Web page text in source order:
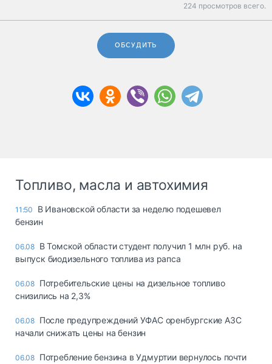
224 просмотров всего.
ОБСУДИТЬ
Топливо, масла и автохимия
11:50
В Ивановской области за неделю подешевел
бензин
06.08 В Томской области студент получил 1 млн руб. на
выпуск биодизельного топлива из рапса
06.08 Потребительские цены на дизельное топливо
снизились на 2,3%
06.08 После предупреждений УФАС оренбургские АЗС
начали снижать цены на бензин
06.08 Потребление бензина в Удмуртии вернулось почти